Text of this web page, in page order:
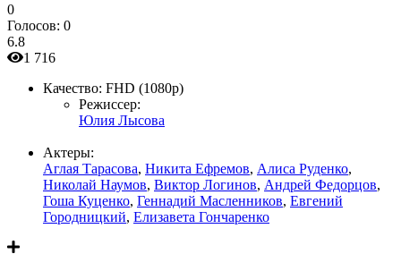
0
Голосов: 0
6.8
1 716
Качество: FHD (1080p)
Режиссер:
Юлия Лысова
Актеры:
Аглая Тарасова, Никита Ефремов, Алиса Руденко,
Николай Наумов, Виктор Логинов, Андрей Федорцов,
Гоша Куценко, Геннадий Масленников, Евгений
Городницкий, Елизавета Гончаренко